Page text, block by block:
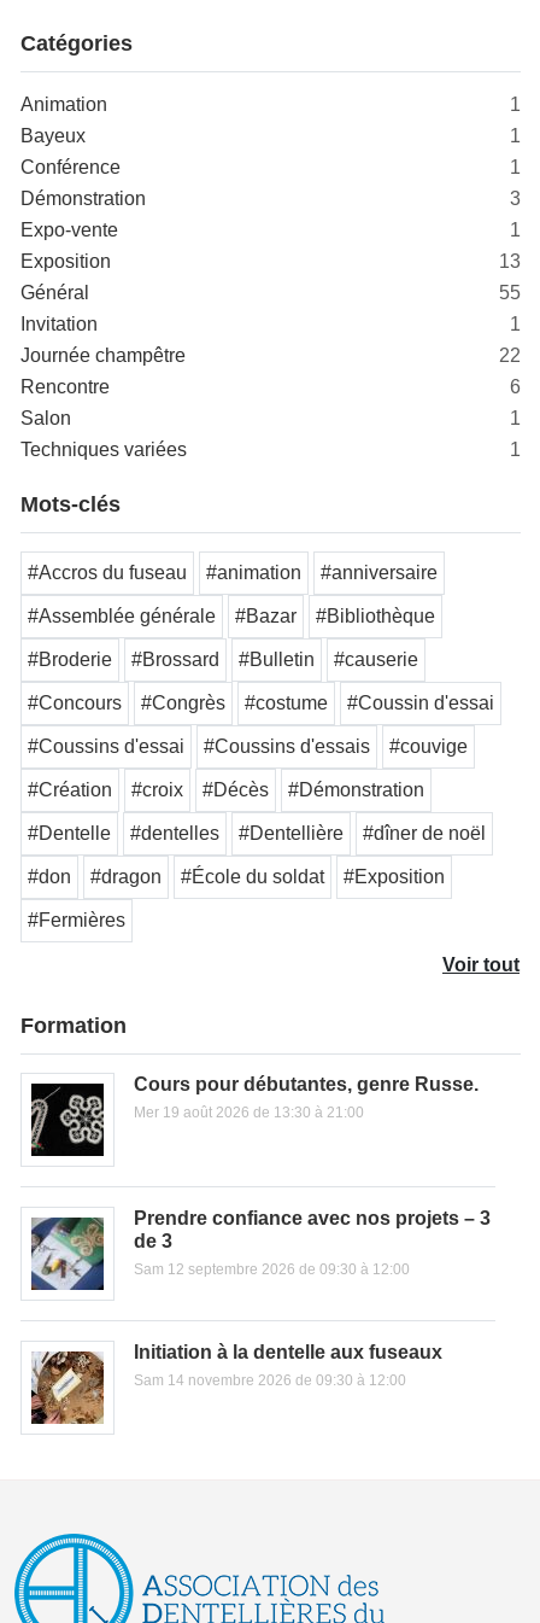
Catégories
Animation
1
Bayeux
1
Conférence
1
Démonstration
3
Expo-vente
1
Exposition
13
Général
55
Invitation
1
Journée champêtre
22
Rencontre
6
Salon
1
Techniques variées
1
Mots-clés
#Accros du fuseau #animation #anniversaire
#Assemblée générale #Bazar #Bibliothèque
#Broderie #Brossard #Bulletin #causerie
#Concours #Congrès #costume #Coussin d'essai
#Coussins d'essai #Coussins d'essais #couvige
#Création #croix #Décès #Démonstration
#Dentelle #dentelles #Dentellière #dîner de noël
#don #dragon #École du soldat #Exposition
#Fermières
Voir tout
Formation
Cours pour débutantes, genre Russe.
Mer 19 août 2026 de 13:30 à 21:00
Prendre confiance avec nos projets – 3
de 3
Sam 12 septembre 2026 de 09:30 à 12:00
Initiation à la dentelle aux fuseaux
Sam 14 novembre 2026 de 09:30 à 12:00